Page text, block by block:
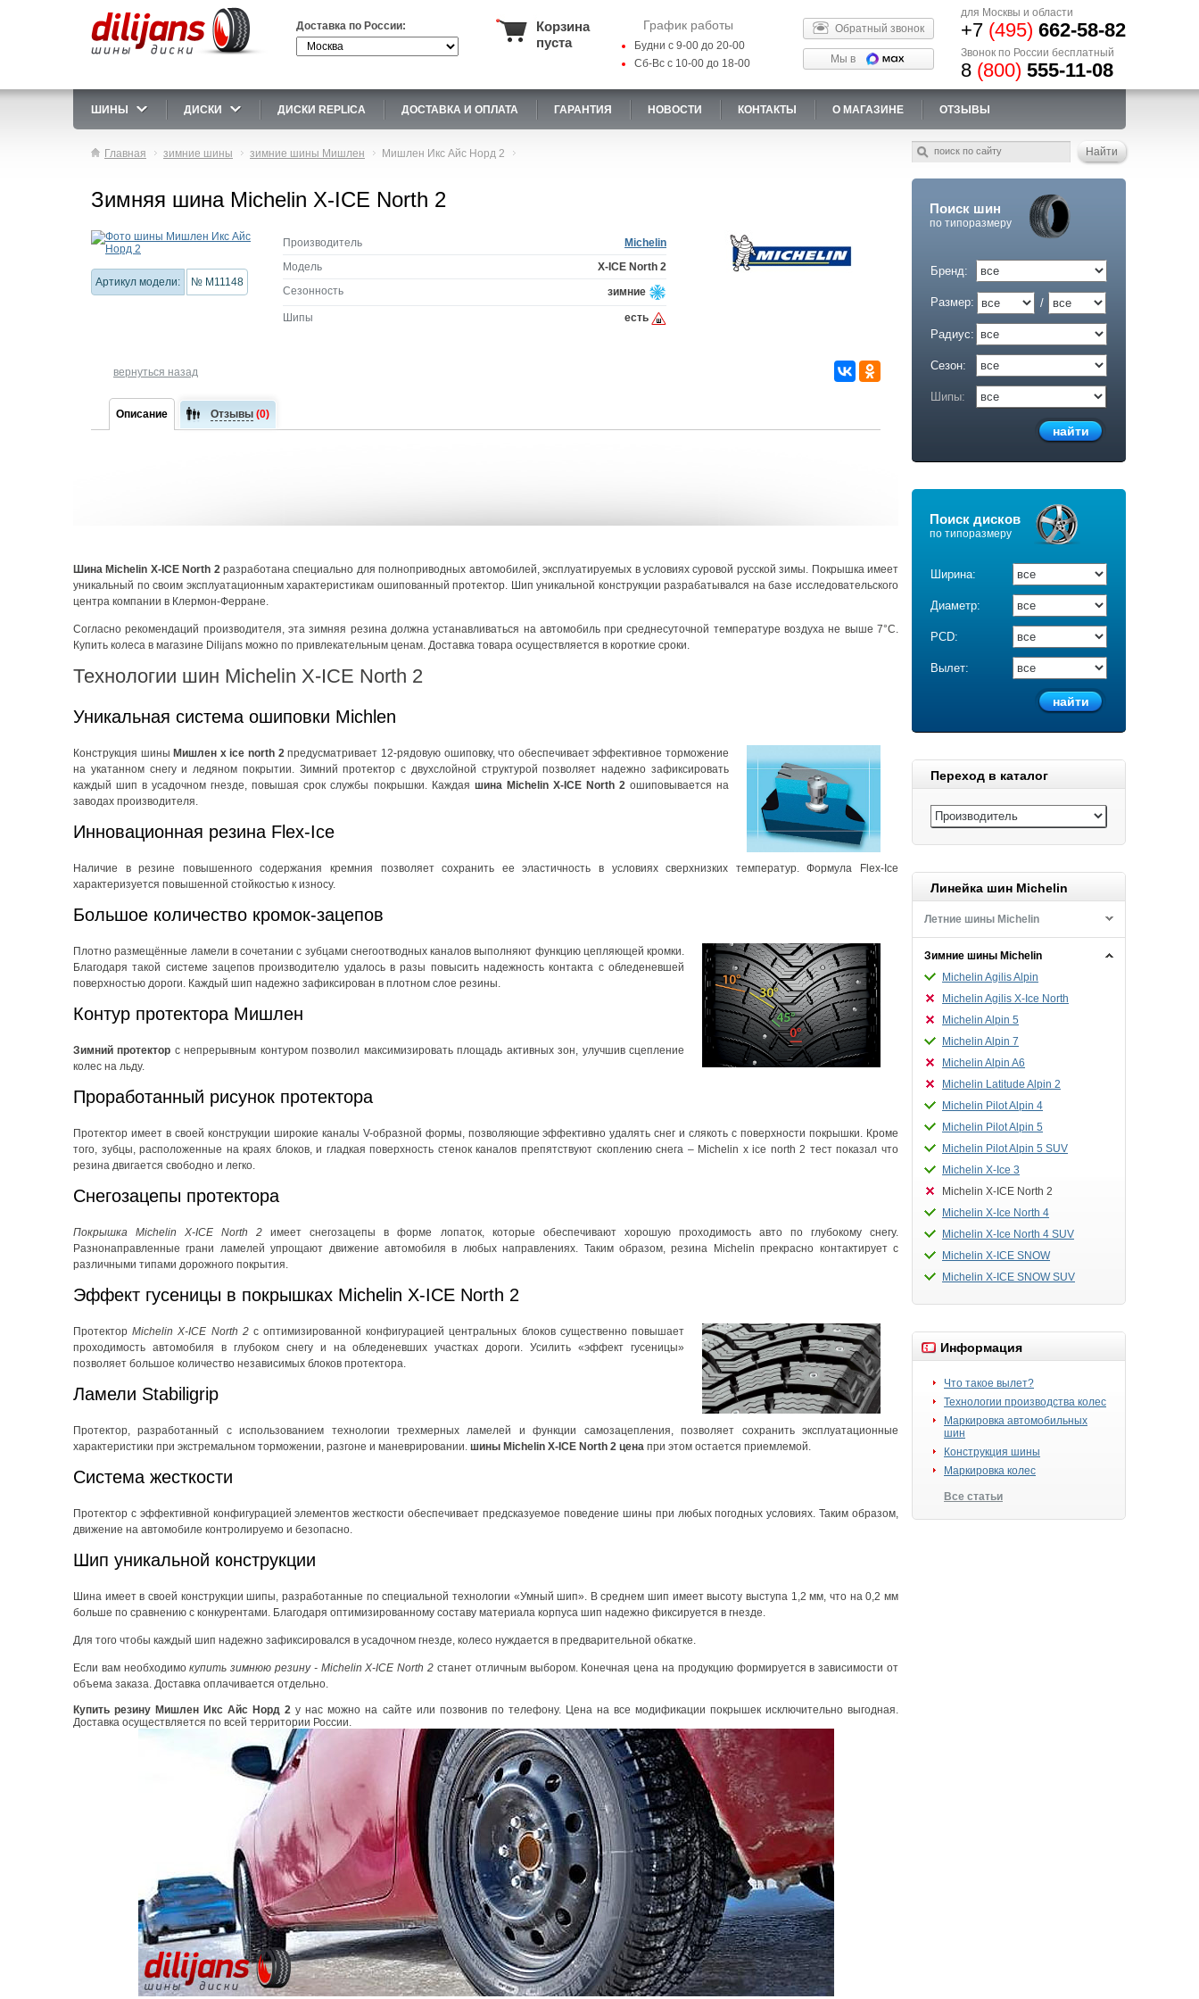
Доставка по России:
Корзина
пуста
График работы
Будни с 9-00 до 20-00
Сб-Вс с 10-00 до 18-00
Обратный звонок
Мы в
для Москвы и области
+7 (495) 662-58-82
Звонок по России бесплатный
8 (800) 555-11-08
ШИНЫ ДИСКИ ДИСКИ REPLICA ДОСТАВКА И ОПЛАТА ГАРАНТИЯ НОВОСТИ КОНТАКТЫ О МАГАЗИНЕ ОТЗЫВЫ
Главная зимние шины зимние шины Мишлен Мишлен Икс Айс Норд 2
Поиск шин
по типоразмеру
Бренд:
Размер: /
Радиус:
Сезон:
Шипы:
Поиск дисков
по типоразмеру
Ширина:
Диаметр:
PCD:
Вылет:
Переход в каталог
Линейка шин Michelin
Летние шины Michelin
Зимние шины Michelin
Michelin Agilis Alpin
Michelin Agilis X-Ice North
Michelin Alpin 5
Michelin Alpin 7
Michelin Alpin A6
Michelin Latitude Alpin 2
Michelin Pilot Alpin 4
Michelin Pilot Alpin 5
Michelin Pilot Alpin 5 SUV
Michelin X-Ice 3
Michelin X-ICE North 2
Michelin X-Ice North 4
Michelin X-Ice North 4 SUV
Michelin X-ICE SNOW
Michelin X-ICE SNOW SUV
Информация
Что такое вылет?
Технологии производства колес
Маркировка автомобильных
шин
Конструкция шины
Маркировка колес
Все статьи
Зимняя шина Michelin X-ICE North 2
Артикул модели: № M11148
Производитель
Michelin
Модель
X-ICE North 2
Сезонность
зимние
Шипы есть
вернуться назад
Описание Отзывы (0)
Шина Michelin X-ICE North 2разработана специально для полноприводных автомобилей, эксплуатируемых в условиях суровой русской зимы. Покрышка имеет
уникальный по своим эксплуатационным характеристикам ошипованный протектор. Шип уникальной конструкции разрабатывался на базе исследовательского
центра компании в Клермон-Ферране.
Согласно рекомендаций производителя, эта зимняя резина должна устанавливаться на автомобиль при среднесуточной температуре воздуха не выше 7°С.
Купить колеса в магазине Dilijans можно по привлекательным ценам. Доставка товара осуществляется в короткие сроки.
Технологии шин Michelin X-ICE North 2
Уникальная система ошиповки Michlen
Конструкция шиныМишлен x ice north 2предусматривает 12-рядовую ошиповку, что обеспечивает эффективное торможение
на укатанном снегу и ледяном покрытии. Зимний протектор с двухслойной структурой позволяет надежно зафиксировать
каждый шип в усадочном гнезде, повышая срок службы покрышки. Каждая шина Michelin X-ICE North 2ошиповывается на
заводах производителя.
Инновационная резина Flex-Ice
Наличие в резине повышенного содержания кремния позволяет сохранить ее эластичность в условиях сверхнизких температур. Формула Flex-Ice
характеризуется повышенной стойкостью к износу.
Большое количество кромок-зацепов
Плотно размещённые ламели в сочетании с зубцами снегоотводных каналов выполняют функцию цепляющей кромки.
Благодаря такой системе зацепов производителю удалось в разы повысить надежность контакта с обледеневшей
поверхностью дороги. Каждый шип надежно зафиксирован в плотном слое резины.
Контур протектора Мишлен
Зимний протектор с непрерывным контуром позволил максимизировать площадь активных зон, улучшив сцепление
колес на льду.
Проработанный рисунок протектора
Протектор имеет в своей конструкции широкие каналы V-образной формы, позволяющие эффективно удалять снег и слякоть с поверхности покрышки. Кроме
того, зубцы, расположенные на краях блоков, и гладкая поверхность стенок каналов препятствуют скоплению снега – Michelin x ice north 2 тест показал что
резина двигается свободно и легко.
Снегозацепы протектора
Покрышка Michelin X-ICE North 2 имеет снегозацепы в форме лопаток, которые обеспечивают хорошую проходимость авто по глубокому снегу.
Разнонаправленные грани ламелей упрощают движение автомобиля в любых направлениях. Таким образом, резина Michelin прекрасно контактирует с
различными типами дорожного покрытия.
Эффект гусеницы в покрышках Michelin X-ICE North 2
ПротекторMichelin X-ICE North 2с оптимизированной конфигурацией центральных блоков существенно повышает
проходимость автомобиля в глубоком снегу и на обледеневших участках дороги. Усилить «эффект гусеницы»
позволяет большое количество независимых блоков протектора.
Ламели Stabiligrip
Протектор, разработанный с использованием технологии трехмерных ламелей и функции самозацепления, позволяет сохранить эксплуатационные
характеристики при экстремальном торможении, разгоне и маневрировании. шины Michelin X-ICE North 2 цена при этом остается приемлемой.
Система жесткости
Протектор с эффективной конфигурацией элементов жесткости обеспечивает предсказуемое поведение шины при любых погодных условиях. Таким образом,
движение на автомобиле контролируемо и безопасно.
Шип уникальной конструкции
Шина имеет в своей конструкции шипы, разработанные по специальной технологии «Умный шип». В среднем шип имеет высоту выступа 1,2 мм, что на 0,2 мм
больше по сравнению с конкурентами. Благодаря оптимизированному составу материала корпуса шип надежно фиксируется в гнезде.
Для того чтобы каждый шип надежно зафиксировался в усадочном гнезде, колесо нуждается в предварительной обкатке.
Если вам необходимокупить зимнюю резину - Michelin X-ICE North 2 станет отличным выбором. Конечная цена на продукцию формируется в зависимости от
объема заказа. Доставка оплачивается отдельно.
Купить резину Мишлен Икс Айс Норд 2 у нас можно на сайте или позвонив по телефону. Цена на все модификации покрышек исключительно выгодная.
Доставка осуществляется по всей территории России.